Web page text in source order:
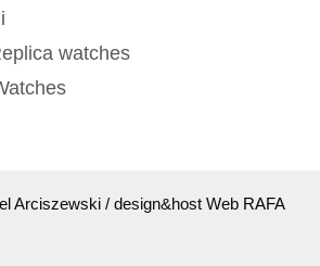
watches
Arciszewski / design&host Web RAFA